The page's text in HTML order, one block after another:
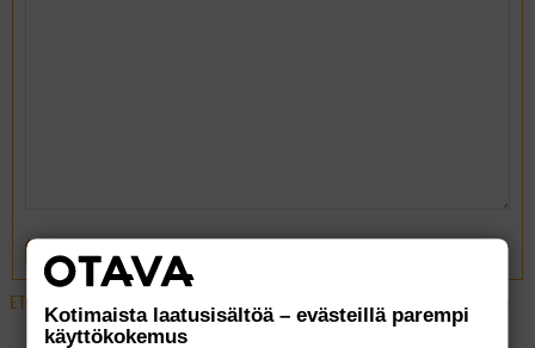
LÄHETÄ
ETUSIVUKotimaista laatusisältöä – evästeillä parempi
käyttökokemus